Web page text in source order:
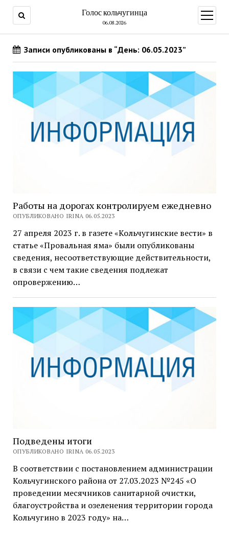
Голос кольчугинца
06.08.2026
меню
Записи опубликованы в “День: 06.05.2023”
Работы на дорогах контролируем ежедневно
ОПУБЛИКОВАНО IRINA 06.05.2023
27 апреля 2023 г. в газете «Кольчугинские вести» в
статье «Провальная яма» были опубликованы
сведения, несоответствующие действительности,
в связи с чем такие сведения подлежат
опровержению…
Подведены итоги
ОПУБЛИКОВАНО IRINA 06.05.2023
В соответствии с постановлением администрации
Кольчугинского района от 27.03.2023 №245 «О
проведении месячников санитарной очистки,
благоустройства и озеленения территории города
Кольчугино в 2023 году» на…